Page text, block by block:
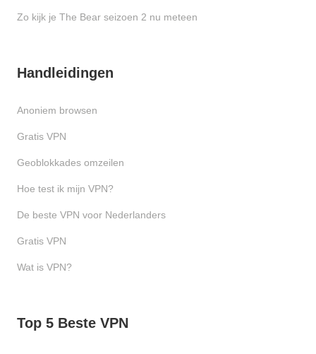
Zo kijk je The Bear seizoen 2 nu meteen
Handleidingen
Anoniem browsen
Gratis VPN
Geoblokkades omzeilen
Hoe test ik mijn VPN?
De beste VPN voor Nederlanders
Gratis VPN
Wat is VPN?
Top 5 Beste VPN